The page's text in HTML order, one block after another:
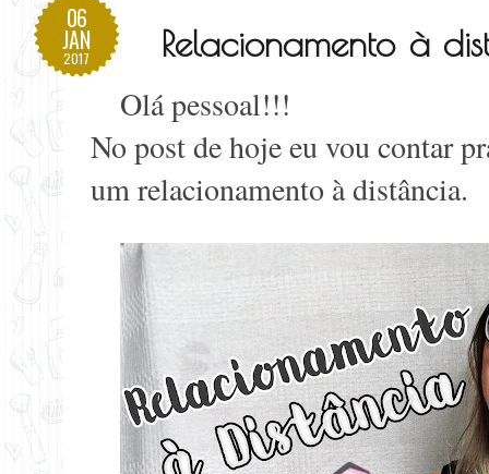
06
JAN
2017 Relacionamento à
Olá pessoal!!!
No post de hoje eu vou contar
um relacionamento à distância.